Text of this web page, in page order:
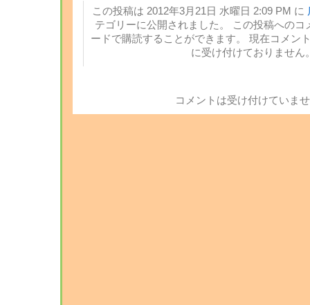
この投稿は 2012年3月21日 水曜日 2:09 PM に
テゴリーに公開されました。 この投稿への
ードで購読することができます。 現在コメン
に受け付けておりません
コメントは受け付けていま